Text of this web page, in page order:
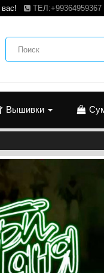
вас! ТЕЛ:+99364959367
Вышивки